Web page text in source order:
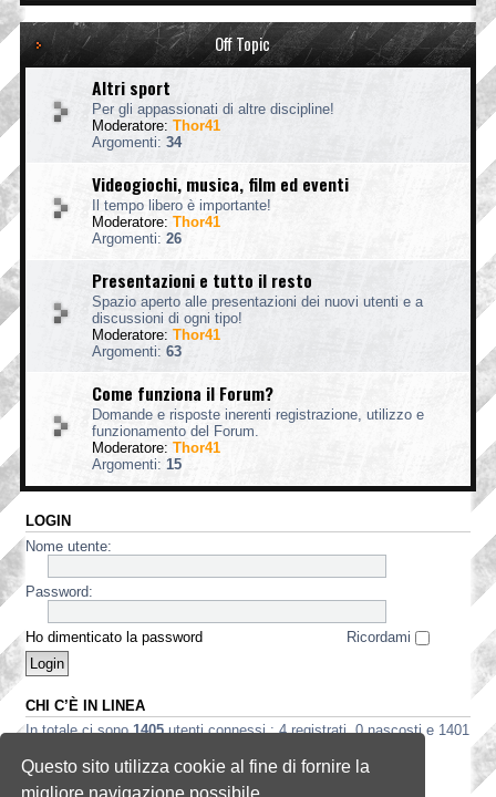
Questo sito utilizza cookie al fine di fornire la
migliore navigazione possibile
Off Topic
Altri sport
Per gli appassionati di altre discipline!
Moderatore: Thor41
Argomenti: 34
Videogiochi, musica, film ed eventi
Il tempo libero è importante!
Moderatore: Thor41
Argomenti: 26
Presentazioni e tutto il resto
Spazio aperto alle presentazioni dei nuovi utenti e a
discussioni di ogni tipo!
Moderatore: Thor41
Argomenti: 63
Come funziona il Forum?
Domande e risposte inerenti registrazione, utilizzo e
funzionamento del Forum.
Moderatore: Thor41
Argomenti: 15
LOGIN
Nome utente:
Password:
Ho dimenticato la password Ricordami
CHI C’È IN LINEA
In totale ci sono1405utenti connessi : 4 registrati, 0 nascosti e 1401
Record di utenti connessi:3535 registrato il 2 ago 2026, 5:56